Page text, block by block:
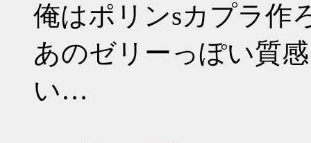
俺はポリンsカプラ作
あのゼリーっぽい質
い…